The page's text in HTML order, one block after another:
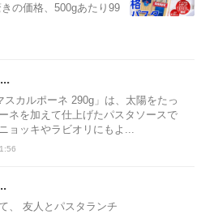
の価格、500gあたり99
スカルポーネ 290g」は、太陽をたっ
ネを加えて仕上げたパスタソースで
ョッキやラビオリにもよ...
、 友人とパスタランチ